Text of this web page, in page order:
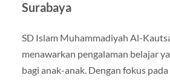
Surabaya
SD Islam Muhammadiyah Al-
menawarkan pengalaman belajar
bagi anak-anak. Dengan fokus